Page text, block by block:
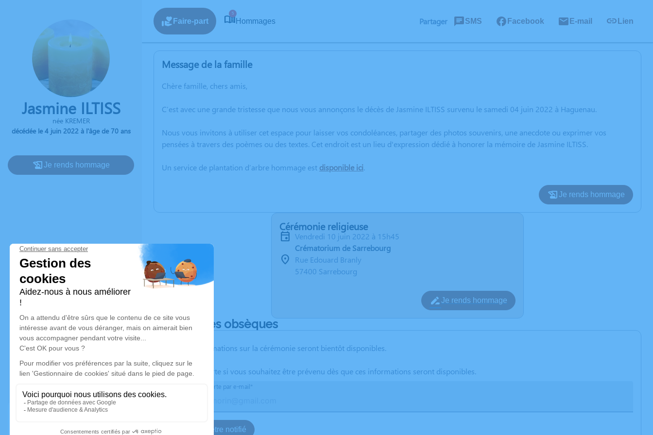
Jasmine ILTISS
née KREMER
décédée le 4 juin 2022 à l'âge de 70 ans
Je rends hommage
Faire-part
5
Hommages Partager SMS Facebook E-mail Lien
Message de la famille
Chère famille, chers amis,
C’est avec une grande tristesse que nous vous annonçons le décès de Jasmine ILTISS survenu le samedi 04 juin 2022 à Haguenau.
Nous vous invitons à utiliser cet espace pour laisser vos condoléances, partager des photos souvenirs, une anecdote ou exprimer vos
pensées à travers des poèmes ou des textes. Cet endroit est un lieu d'expression dédié à honorer la mémoire de Jasmine ILTISS.
Un service de plantation d’arbre hommage est disponible ici.
Je rends hommage
Cérémonie religieuse
vendredi 10 juin 2022 à 15h45
Crématorium de Sarrebourg
Rue Edouard Branly
57400 Sarrebourg
Je rends hommage
Déroulé des obsèques
Les informations sur la cérémonie seront bientôt disponibles.
Activez une alerte si vous souhaitez être prévenu dès que ces informations seront disponibles.
Recevoir une alerte par e-mail*
Je veux être notifié